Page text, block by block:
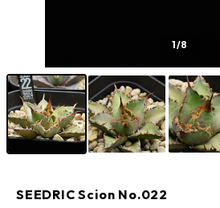
1/8
SEEDRIC Scion No.022